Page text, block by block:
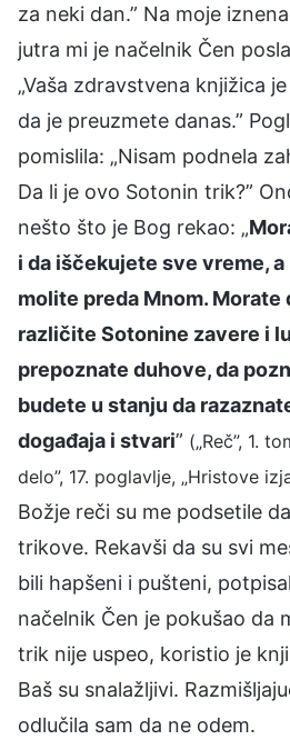
za neki dan.” Na moje
jutra mi je načelnik Čen
„Vaša zdravstvena knjižica
da je preuzmete danas.”
pomislila: „Nisam podnela
Da li je ovo Sotonin trik?”
nešto što je Bog rekao: „
i da iščekujete sve vreme,
molite preda Mnom. Morate
različite Sotonine zavere i
prepoznate duhove, da
budete u stanju da
događaja i stvari” („Reč”, 1.
delo”, 17. poglavlje, „Hristove
Božje reči su me podsetile
trikove. Rekavši da su svi
bili hapšeni i pušteni,
načelnik Čen je pokušao da
trik nije uspeo, koristio je
Baš su snalažljivi.
odlučila sam da ne odem.